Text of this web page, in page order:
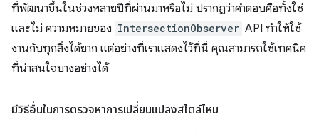
ที่พัฒนาขึ้นในช่วงหลายปีที่ผ่านมาหรือไม่ ปรากฏว่าคำตอบคือทั้งใช่
และไม่ ความหมายของ IntersectionObserver API ทำให้ใช้
งานกับทุกสิ่งได้ยาก แต่อย่างที่เราแสดงไว้ที่นี่ คุณสามารถใช้เทคนิค
ที่น่าสนใจบางอย่างได้
มีวิธีอื่นในการตรวจหาการเปลี่ยนแปลงสไตล์ไหม